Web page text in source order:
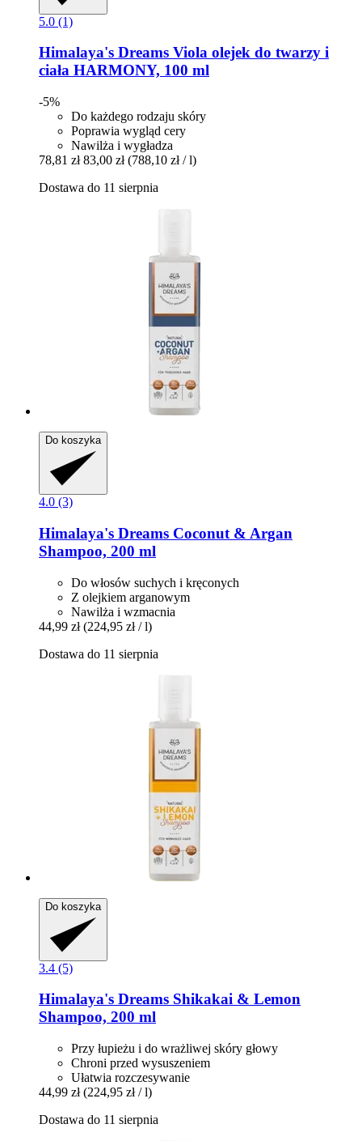
5.0 (1)
Himalaya's Dreams Viola olejek do twarzy i
ciała HARMONY, 100 ml
-5%
Do każdego rodzaju skóry
Poprawia wygląd cery
Nawilża i wygładza
78,81 zł 83,00 zł (788,10 zł / l)
Dostawa do 11 sierpnia
Do koszyka
4.0 (3)
Himalaya's Dreams Coconut & Argan
Shampoo, 200 ml
Do włosów suchych i kręconych
Z olejkiem arganowym
Nawilża i wzmacnia
44,99 zł (224,95 zł / l)
Dostawa do 11 sierpnia
Do koszyka
3.4 (5)
Himalaya's Dreams Shikakai & Lemon
Shampoo, 200 ml
Przy łupieżu i do wrażliwej skóry głowy
Chroni przed wysuszeniem
Ułatwia rozczesywanie
44,99 zł (224,95 zł / l)
Dostawa do 11 sierpnia